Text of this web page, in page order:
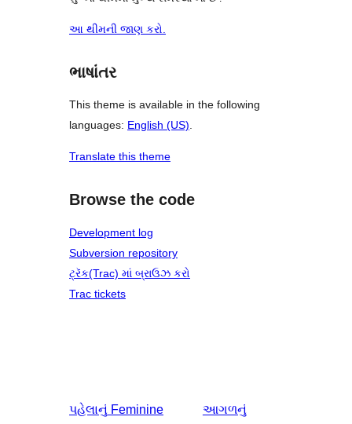
આ થીમની જાણ કરો.
ભાષાંતર
This theme is available in the following
languages: English (US).
Translate this theme
Browse the code
Development log
Subversion repository
ટ્રૅક(Trac) માં બ્રાઉઝ કરો
Trac tickets
પહેલાનું Feminine
આગળનું